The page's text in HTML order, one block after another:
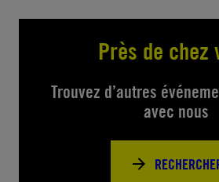
Près de chez
Trouvez d’autres
avec nous